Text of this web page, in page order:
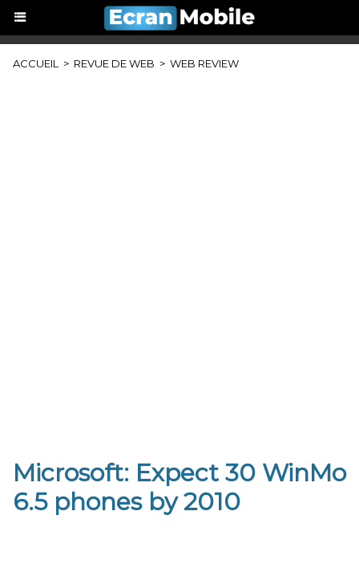
ACCUEIL > REVUE DE WEB > WEB REVIEW
Microsoft: Expect 30 WinMo
6.5 phones by 2010